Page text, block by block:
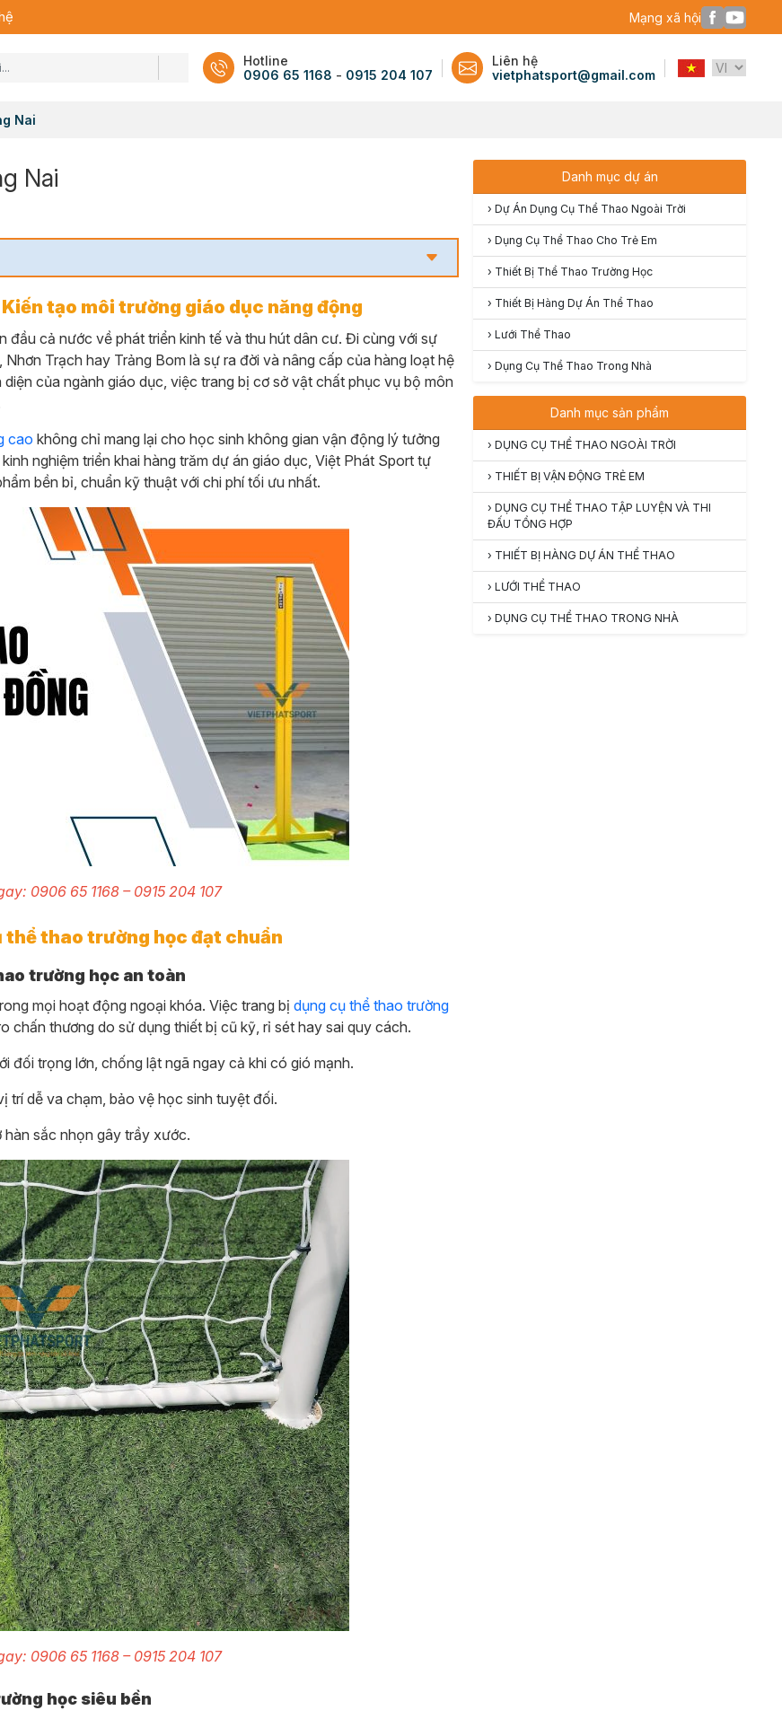
Mạng xã hội
Hotline
0906 65 1168 - 0915 204 107
Liên hệ
vietphatsport@gmail.com
Nai
Nai
tạo môi trường giáo dục năng động
cả nước về phát triển kinh tế và thu hút dân cư. Đi cùng với sự
Trạch hay Trảng Bom là sự ra đời và nâng cấp của hàng loạt hệ
của ngành giáo dục, việc trang bị cơ sở vật chất phục vụ bộ môn
cao không chỉ mang lại cho học sinh không gian vận động lý tưởng
nghiệm triển khai hàng trăm dự án giáo dục, Việt Phát Sport tự
bền bỉ, chuẩn kỹ thuật với chi phí tối ưu nhất.
0906 65 1168 – 0915 204 107
thể thao trường học đạt chuẩn
trường học an toàn
mọi hoạt động ngoại khóa. Việc trang bị dụng cụ thể thao trường
chấn thương do sử dụng thiết bị cũ kỹ, rỉ sét hay sai quy cách.
đối trọng lớn, chống lật ngã ngay cả khi có gió mạnh.
trí dễ va chạm, bảo vệ học sinh tuyệt đối.
hàn sắc nhọn gây trầy xước.
0906 65 1168 – 0915 204 107
học siêu bền
Danh mục dự án
› Dự Án Dụng Cụ Thể Thao Ngoài Trời
› Dụng Cụ Thể Thao Cho Trẻ Em
› Thiết Bị Thể Thao Trường Học
› Thiết Bị Hàng Dự Án Thể Thao
› Lưới Thể Thao
› Dụng Cụ Thể Thao Trong Nhà
Danh mục sản phẩm
› DỤNG CỤ THỂ THAO NGOÀI TRỜI
› THIẾT BỊ VẬN ĐỘNG TRẺ EM
› DỤNG CỤ THỂ THAO TẬP LUYỆN VÀ THI
ĐẤU TỔNG HỢP
› THIẾT BỊ HÀNG DỰ ÁN THỂ THAO
› LƯỚI THỂ THAO
› DỤNG CỤ THỂ THAO TRONG NHÀ